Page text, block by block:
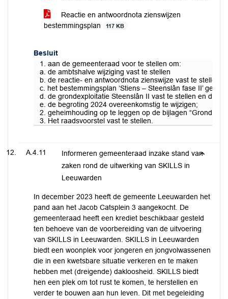
Reactie en antwoordnota zienswijzen
bestemmingsplan
117 KB
Besluit
1. aan de gemeenteraad voor te stellen om:
a. de ambtshalve wijziging vast te stellen
b. de reactie- en antwoordnota zienswijze vast te stellen
c. het bestemmingsplan ‘Stiens – Steenslân fase II’
d. de grondexploitatie Steenslân II vast te stellen en de
e. de begroting 2024 overeenkomstig te wijzigen;
2. geheimhouding op te leggen op de bijlagen
3. Het raadsvoorstel vast te stellen.
A.4.11
Informeren gemeenteraad inzake stand van
zaken rond de uitwerking van SKILLS in
Leeuwarden
In december 2023 heeft de gemeente Leeuwarden het
pand aan het Jacob Catsplein 3 aangekocht. De
gemeenteraad heeft een krediet beschikbaar gesteld
ten behoeve van de voorbereiding van de uitvoering
van SKILLS in Leeuwarden. SKILLS in Leeuwarden
biedt een woonplek voor jongeren en jongvolwassenen
die in een kwetsbare situatie verkeren en te maken
hebben met (dreigende) dakloosheid. SKILLS biedt
hen een plek om tot rust te komen, te herstellen en
verder te bouwen aan hun leven. Dit met begeleiding